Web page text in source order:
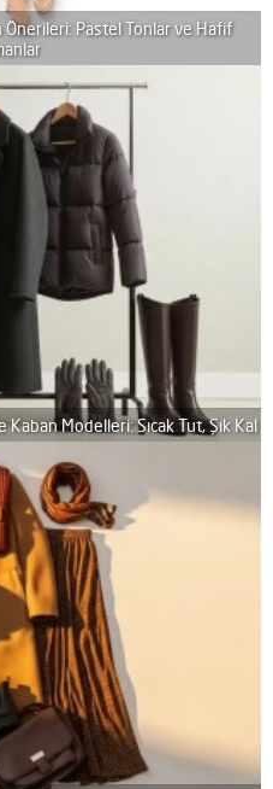
Pastel Tonlar ve Hafif
Modelleri: Sıcak Tut, Şık Kal